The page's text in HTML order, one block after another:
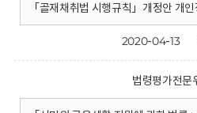
「골재채취법 시행규칙」개정안 개
2020-04-13
법령평가전문